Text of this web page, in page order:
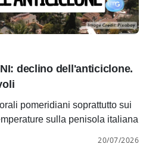
declino dell'anticiclone.
pomeridiani soprattutto sui
sulla penisola italiana
20/07/2026